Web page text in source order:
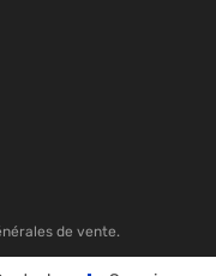
de vente.